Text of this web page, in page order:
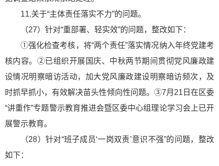
11.关于“主体责任落实不力”的问题。
（27）针对“重部署、轻实效”的问题，整改如下：
①强化检查考核，将“两个责任”落实情况纳入年终党建考
核内容。②已组织开展国庆、中秋两节期间贯彻党风廉政建
设情况明察暗访活动，加大党风廉政建设明察暗访频次，及
时抓早抓小，有效解决苗头性倾向性问题。③7月21日在区委
“讲重作”专题警示教育推进会暨区委中心组理论学习会上已开
展警示教育。
（28）针对“班子成员‘一岗双责’意识不强”的问题，整改
如下：